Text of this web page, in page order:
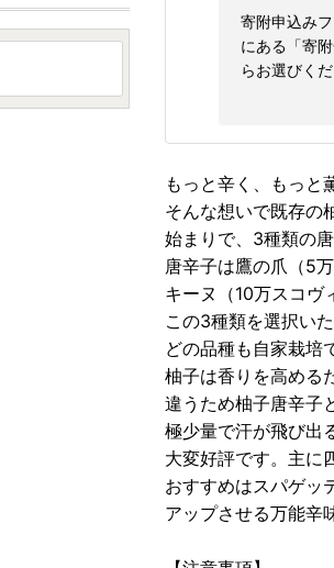
寄附申込み
にある「寄
らお選びくだ
もっと辛く、もっと
そんな想いで既存の
始まりで、3種類の
唐辛子は鷹の爪（5
キーヌ（10万スコヴ
この3種類を選択い
どの品種も自家栽培
柚子は香りを高める
違うため柚子唐辛子
極少量で汗が飛び出
大変好評です。主に
おすすめはスパゲッ
アップさせる万能辛